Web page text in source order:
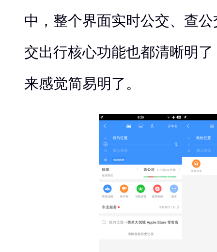
中，整个界面实时公交、查
交出行核心功能也都清晰明
来感觉简易明了。